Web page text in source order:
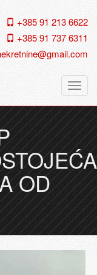
+385 91 213 6622
+385 91 737 6311
OD